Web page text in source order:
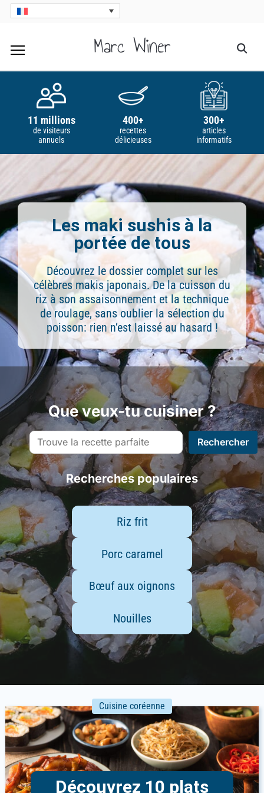
Skip
content
Marc Winer
11 millions
de visiteurs
annuels
400+
recettes
délicieuses
300+
articles
informatifs
Les maki sushis à la
portée de tous
Découvrez le dossier complet sur les
célèbres makis japonais. De la cuisson du
riz à son assaisonnement et la technique
de roulage, sans oublier la sélection du
poisson: rien n’est laissé au hasard !
Que veux-tu cuisiner ?
Rechercher Rechercher
Recherches populaires
Riz frit
Porc caramel
Bœuf aux oignons
Nouilles
Cuisine coréenne
Découvrez 10 plats